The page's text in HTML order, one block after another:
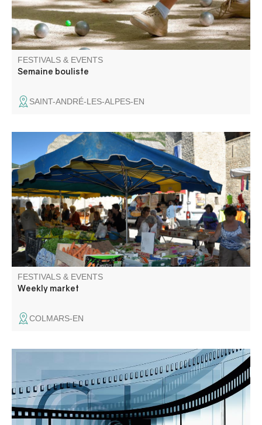
FESTIVALS & EVENTS
Semaine bouliste
SAINT-ANDRÉ-LES-ALPES-EN
The traditional market with its colorful stalls and flavors
and scents between mountain and Provence. Depending
on the season: early fruit and vegetables, pork meats,
cheeses, clothes, home decor, gifts and delicacies! From
October to May, the number of stallholders is limited.
FESTIVALS & EVENTS
Weekly market
COLMARS-EN
Amateur de films, de cinéma, de documentaires, amis
cinéphiles, venez en discuter !